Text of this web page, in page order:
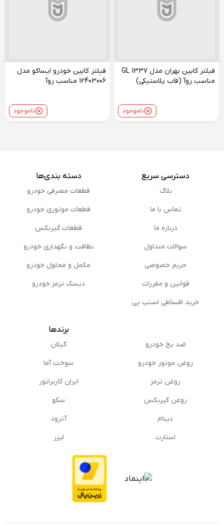
فیلتر کابین بهران مدل GL 1337
مناسب روآ (قاب پلاستیکی)
ناموجود
فیلتر کابین خودرو ایساکو مدل
12403006 مناسب روآ
ناموجود
دسترسی سریع
بلاگ
تماس با ما
درباره ما
سوالات متداول
حریم خصوصی
قوانین و مقررات
خرید اقساطی اسنپ پی
دسته بندی‌ها
قطعات مصرفی خودرو
قطعات موتوری خودرو
قطعات گیربکس
نظافت و نگهداری خودرو
مكمل و محلول خودرو
دیسک ترمز خودرو
ضد یخ خودرو
روغن موتور خودرو
روغن ترمز
روغن گیربكس
دینام
استارت
برندها
گیلان
سوخت آما
ایران کاربراتور
سکو
آترود
لیزر